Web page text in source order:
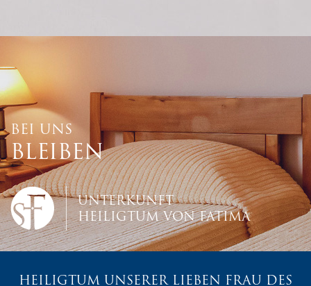
BEI UNS
BLEIBEN
UNTERKUNFT
HEILIGTUM VON FATIMA
HEILIGTUM UNSERER LIEBEN FRAU DES